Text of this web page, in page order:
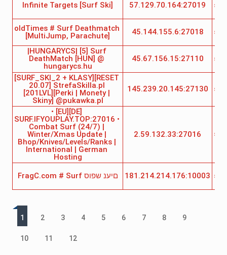
Infinite Targets [Surf Ski] 57.129.70.164:27019
oldTimes # Surf Deathmatch
[MultiJump, Parachute]
45.144.155.6:27018
|HUNGARYCS| [5] Surf
DeathMatch [HUN] @
hungarycs.hu
45.67.156.15:27110
[SURF_SKI_2 + KLASY][RESET
20.07] StrefaSkilla.pl
[201LVL][Perki | Monety |
Skiny] @pukawka.pl
145.239.20.145:27130
• [EU][DE]
SURF.IFYOUPLAY.TOP:27016 •
Combat Surf (24/7) |
Winter/Xmas Update |
Bhop/Knives/Levels/Ranks |
International | German
Hosting
2.59.132.33:27016
FragC.com # Surf םיענ שפוס 181.214.214.176:10003
1 2 3 4 5 6 7 8 9
10 11 12